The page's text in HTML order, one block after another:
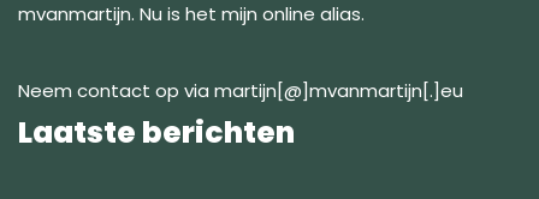
mvanmartijn. Nu is het mijn online alias.
Neem contact op via martijn[@]mvanmartijn[.]eu
Laatste berichten